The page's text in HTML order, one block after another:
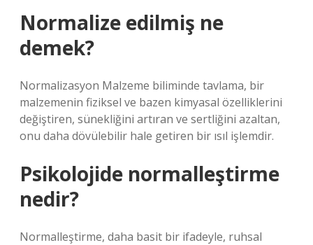
Normalize edilmiş ne
demek?
Normalizasyon Malzeme biliminde tavlama, bir
malzemenin fiziksel ve bazen kimyasal özelliklerini
değiştiren, sünekliğini artıran ve sertliğini azaltan,
onu daha dövülebilir hale getiren bir ısıl işlemdir.
Psikolojide normalleştirme
nedir?
Normalleştirme, daha basit bir ifadeyle, ruhsal